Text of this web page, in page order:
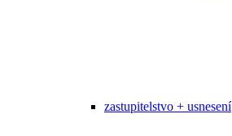
zastupitelstvo + usnesení